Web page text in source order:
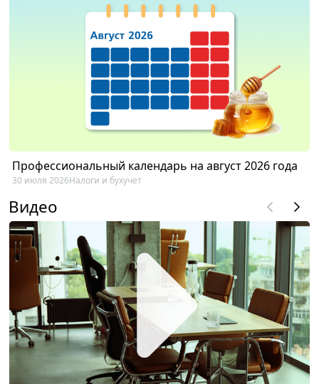
Профессиональный календарь на август 2026 года
30 июля 2026Налоги и бухучет
Видео